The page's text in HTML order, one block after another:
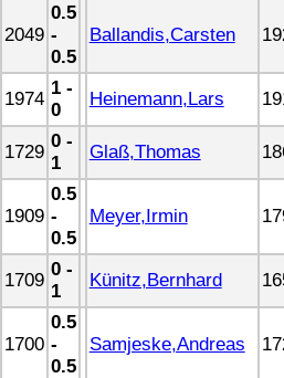
2049
0.5
-
0.5
Ballandis,Carsten
1974
1 -
0
Heinemann,Lars
1729
0 -
1
Glaß,Thomas
1909
0.5
-
0.5
Meyer,Irmin
1709
0 -
1
Künitz,Bernhard
1700
0.5
-
0.5
Samjeske,Andreas